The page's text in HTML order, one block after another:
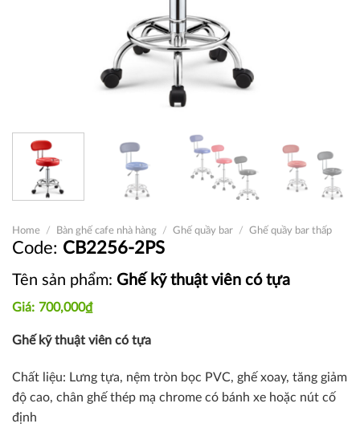
Home / Bàn ghế cafe nhà hàng / Ghế quầy bar / Ghế quầy bar thấp
CB2256-2PS
Tên sản phẩm: Ghế kỹ thuật viên có tựa
700,000₫
Ghế kỹ thuật viên có tựa
Chất liệu: Lưng tựa, nệm tròn bọc PVC, ghế xoay, tăng giảm
độ cao, chân ghế thép mạ chrome có bánh xe hoặc nút cố
định